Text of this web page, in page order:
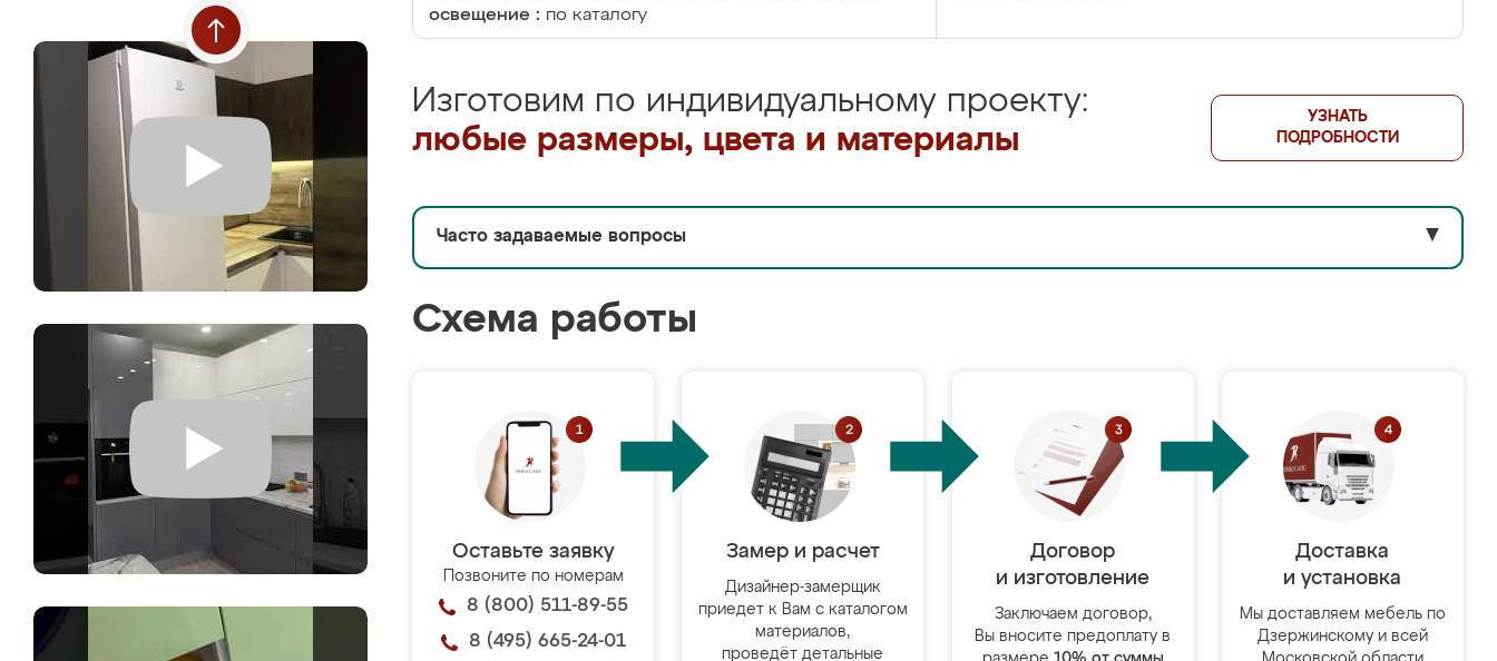
освещение : по каталогу
Изготовим по индивидуальному проекту:
любые размеры, цвета и материалы
УЗНАТЬ
ПОДРОБНОСТИ
Часто задаваемые вопросы ▼
Схема работы
Оставьте заявку
Позвоните по номерам
8 (800) 511-89-55
8 (495) 665-24-01
Замер и расчет
Дизайнер-замерщик
приедет к Вам с каталогом
материалов,
проведёт детальные
Договор
и изготовление
Заключаем договор,
Вы вносите предоплату в
Доставка
и установка
Мы доставляем мебель по
Дзержинскому и всей